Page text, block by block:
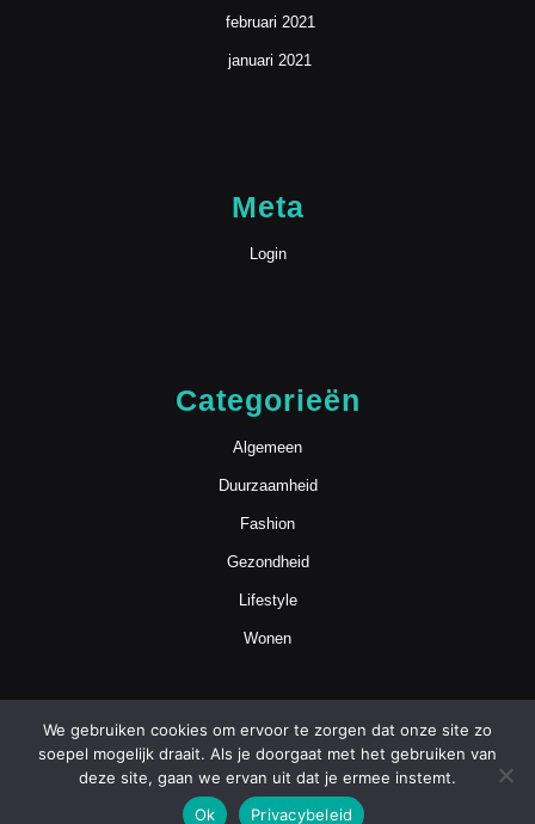
februari 2021
januari 2021
Meta
Login
Categorieën
Algemeen
Duurzaamheid
Fashion
Gezondheid
Lifestyle
Wonen
Blog WordPress Theme Copyright
mamasmoois.nl | Alle Rechten Voorbehouden
We gebruiken cookies om ervoor te zorgen dat onze site zo
soepel mogelijk draait. Als je doorgaat met het gebruiken van
deze site, gaan we ervan uit dat je ermee instemt.
Ok
Privacybeleid